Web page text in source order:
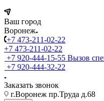
Ваш город
Воронеж
+7 473-211-02-22
+7 473-211-02-22
+7 920-444-15-55 Вызов
+7 920-444-32-22
Заказать звонок
г.Воронеж пр.Труда д.68